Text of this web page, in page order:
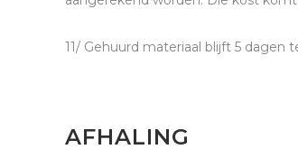
11/ Gehuurd materiaal blijft 5 dagen
AFHALING